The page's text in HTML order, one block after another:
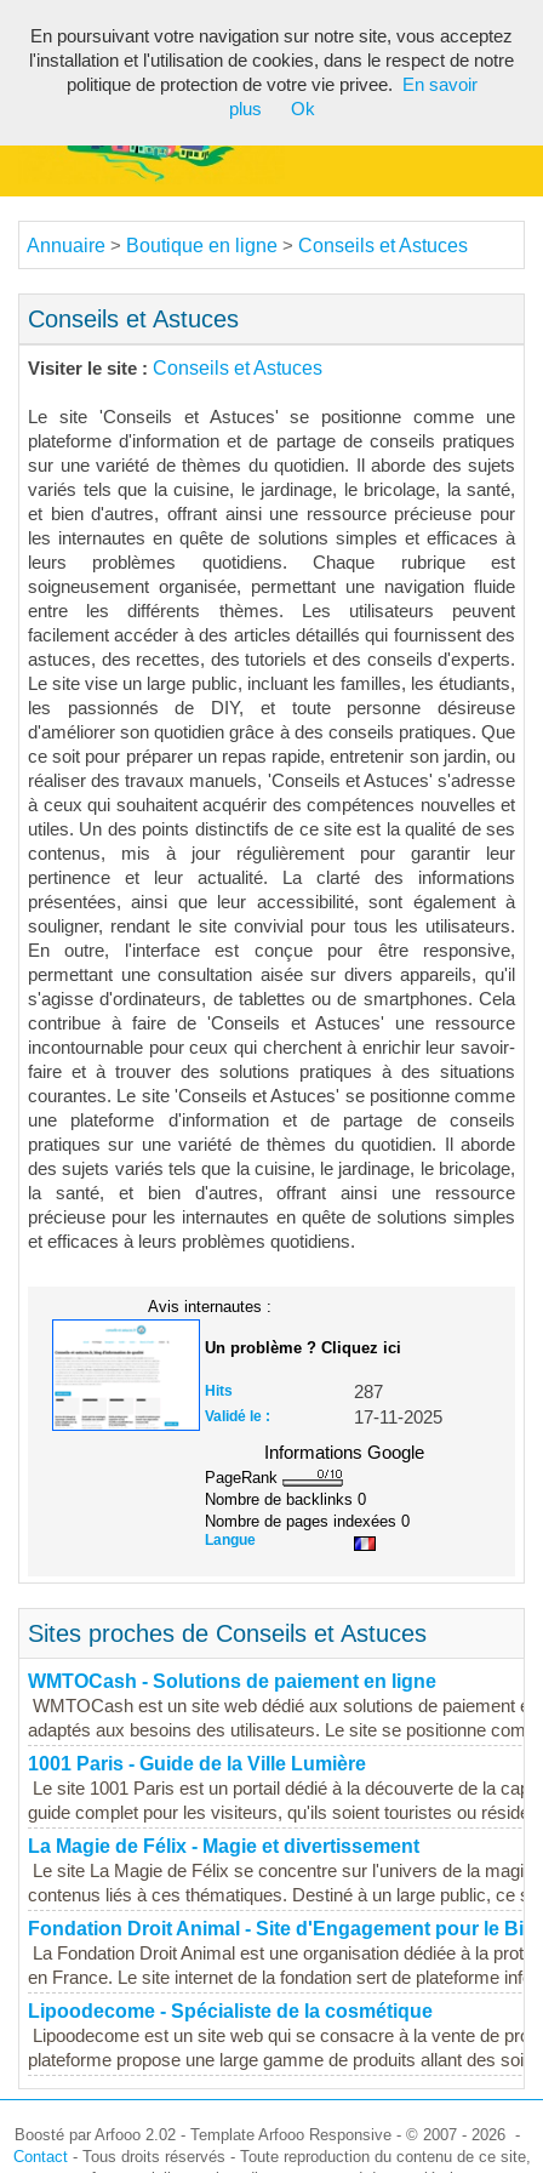
Annuaire > Boutique en ligne > Conseils et Astuces
Conseils et Astuces
Visiter le site : Conseils et Astuces
Le site 'Conseils et Astuces' se positionne comme une
plateforme d'information et de partage de conseils pratiques
sur une variété de thèmes du quotidien. Il aborde des sujets
variés tels que la cuisine, le jardinage, le bricolage, la santé,
et bien d'autres, offrant ainsi une ressource précieuse pour
les internautes en quête de solutions simples et efficaces à
leurs problèmes quotidiens. Chaque rubrique est
soigneusement organisée, permettant une navigation fluide
entre les différents thèmes. Les utilisateurs peuvent
facilement accéder à des articles détaillés qui fournissent des
astuces, des recettes, des tutoriels et des conseils d'experts.
Le site vise un large public, incluant les familles, les étudiants,
les passionnés de DIY, et toute personne désireuse
d'améliorer son quotidien grâce à des conseils pratiques. Que
ce soit pour préparer un repas rapide, entretenir son jardin, ou
réaliser des travaux manuels, 'Conseils et Astuces' s'adresse
à ceux qui souhaitent acquérir des compétences nouvelles et
utiles. Un des points distinctifs de ce site est la qualité de ses
contenus, mis à jour régulièrement pour garantir leur
pertinence et leur actualité. La clarté des informations
présentées, ainsi que leur accessibilité, sont également à
souligner, rendant le site convivial pour tous les utilisateurs.
En outre, l'interface est conçue pour être responsive,
permettant une consultation aisée sur divers appareils, qu'il
s'agisse d'ordinateurs, de tablettes ou de smartphones. Cela
contribue à faire de 'Conseils et Astuces' une ressource
incontournable pour ceux qui cherchent à enrichir leur savoir-
faire et à trouver des solutions pratiques à des situations
courantes. Le site 'Conseils et Astuces' se positionne comme
une plateforme d'information et de partage de conseils
pratiques sur une variété de thèmes du quotidien. Il aborde
des sujets variés tels que la cuisine, le jardinage, le bricolage,
la santé, et bien d'autres, offrant ainsi une ressource
précieuse pour les internautes en quête de solutions simples
et efficaces à leurs problèmes quotidiens.
Avis internautes :
Un problème ? Cliquez ici
Hits 287
Validé le :
17-11-2025
Informations Google
PageRank
Nombre de backlinks 0
Nombre de pages indexées 0
Langue
Sites proches de Conseils et Astuces
WMTOCash - Solutions de paiement en ligne
WMTOCash est un site web dédié aux solutions de paiement
adaptés aux besoins des utilisateurs. Le site se positionne
1001 Paris - Guide de la Ville Lumière
Le site 1001 Paris est un portail dédié à la découverte de la
guide complet pour les visiteurs, qu'ils soient touristes ou
La Magie de Félix - Magie et divertissement
Le site La Magie de Félix se concentre sur l'univers de la
contenus liés à ces thématiques. Destiné à un large public, ce
Fondation Droit Animal - Site d'Engagement pour le
La Fondation Droit Animal est une organisation dédiée à la
en France. Le site internet de la fondation sert de plateforme
Lipoodecome - Spécialiste de la cosmétique
Lipoodecome est un site web qui se consacre à la vente de
plateforme propose une large gamme de produits allant des
Boosté par Arfooo 2.02 - Template Arfooo Responsive - © 2007 - 2026 -
Contact- Tous droits réservés - Toute reproduction du contenu de ce site,
En poursuivant votre navigation sur notre site, vous acceptez
l'installation et l'utilisation de cookies, dans le respect de notre
politique de protection de votre vie privee.
En savoir
plus
Ok